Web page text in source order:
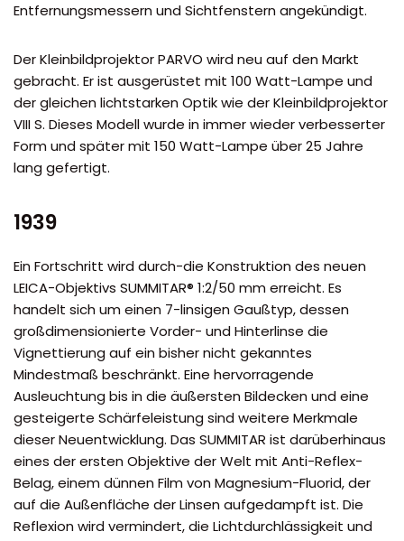
Entfernungsmessern und Sichtfenstern angekündigt.
Der Kleinbildprojektor PARVO wird neu auf den Markt
gebracht. Er ist ausgerüstet mit 100 Watt-Lampe und
der gleichen lichtstarken Optik wie der Kleinbildprojektor
VIII S. Dieses Modell wurde in immer wieder verbesserter
Form und später mit 150 Watt-Lampe über 25 Jahre
lang gefertigt.
1939
Ein Fortschritt wird durch-die Konstruktion des neuen
LEICA-Objektivs SUMMITAR® 1:2/50 mm erreicht. Es
handelt sich um einen 7-linsigen Gaußtyp, dessen
großdimensionierte Vorder- und Hinterlinse die
Vignettierung auf ein bisher nicht gekanntes
Mindestmaß beschränkt. Eine hervorragende
Ausleuchtung bis in die äußersten Bildecken und eine
gesteigerte Schärfeleistung sind weitere Merkmale
dieser Neuentwicklung. Das SUMMITAR ist darüberhinaus
eines der ersten Objektive der Welt mit Anti-Reflex-
Belag, einem dünnen Film von Magnesium-Fluorid, der
auf die Außenfläche der Linsen aufgedampft ist. Die
Reflexion wird vermindert, die Lichtdurchlässigkeit und